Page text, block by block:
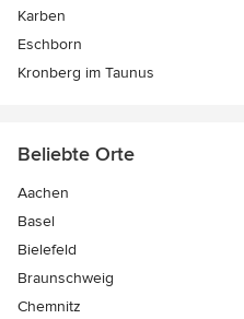
Karben
Eschborn
Kronberg im Taunus
Beliebte Orte
Aachen
Basel
Bielefeld
Braunschweig
Chemnitz